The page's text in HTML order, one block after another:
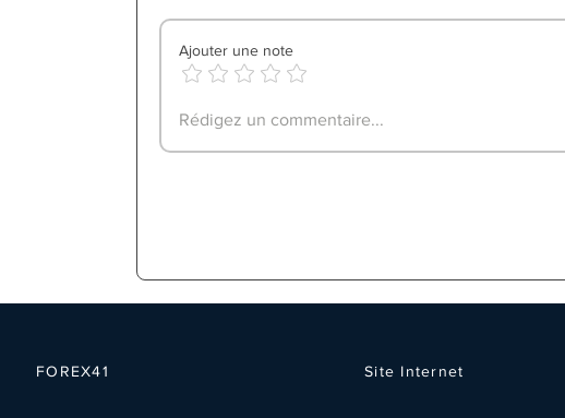
Ajouter une note
Rédigez un commentaire...
FOREX41 Site Internet